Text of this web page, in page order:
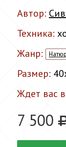
Автор:
Техника:
Жанр:
Размер:
Ждет вас
7 500